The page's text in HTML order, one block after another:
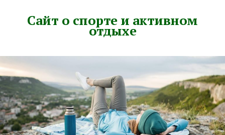
Сайт о спорте и активном
отдыхе